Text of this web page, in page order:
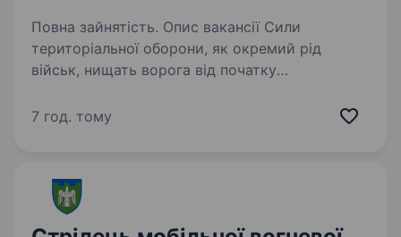
Повна зайнятість. Опис вакансії Сили
територіальної оборони, як окремий рід
військ, нищать ворога від початку
в кожній бригаді та батальйоні ТрО існують
7 год. тому